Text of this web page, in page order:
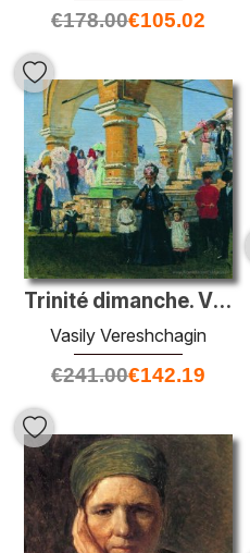
€178.00€105.02
Trinité dimanche. Village Kolomna
Vasily Vereshchagin
€241.00€142.19